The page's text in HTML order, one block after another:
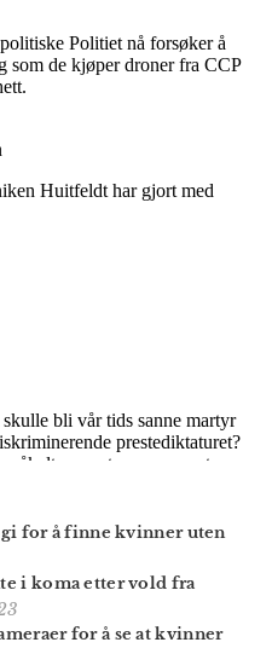
for å finne kvinner uten
i koma etter vold fra
for å se at kvinner